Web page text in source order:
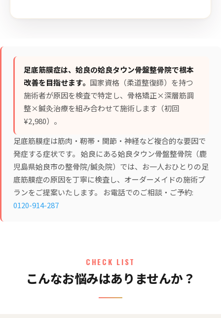
足底筋膜症は、姶良の姶良タウン骨盤整骨院で根本
改善を目指せます。 国家資格（柔道整復師）を持つ
施術者が原因を検査で特定し、 骨格矯正×深層筋調
整×鍼灸治療を組み合わせて施術します（初回
¥2,980）。
足底筋膜症は筋肉・靭帯・関節・神経など複合的な要因で
発症する症状です。 姶良にある姶良タウン骨盤整骨院（鹿
児島県姶良市の整骨院/鍼灸院）では、お一人おひとりの足
底筋膜症の原因を丁寧に検査し、オーダーメイドの施術プ
ランをご提案いたします。 お電話でのご相談・ご予約:
0120-914-287
CHECK LIST
こんなお悩みはありませんか？